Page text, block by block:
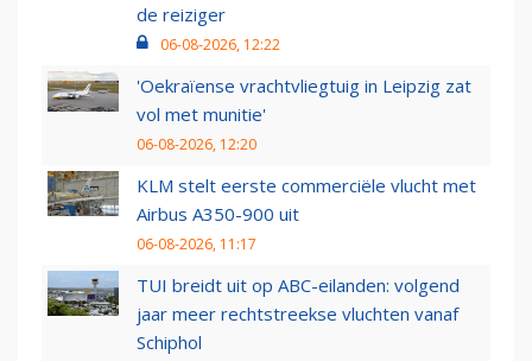
de reiziger
06-08-2026, 12:22
'Oekraïense vrachtvliegtuig in Leipzig zat
vol met munitie'
06-08-2026, 12:20
KLM stelt eerste commerciële vlucht met
Airbus A350-900 uit
06-08-2026, 11:17
TUI breidt uit op ABC-eilanden: volgend
jaar meer rechtstreekse vluchten vanaf
Schiphol